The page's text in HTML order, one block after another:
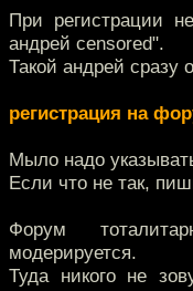
При регистрации
андрей censored".
Такой андрей сразу
регистрация на
Мыло надо
Если что не так,
Форум
модерируется.
Туда никого не